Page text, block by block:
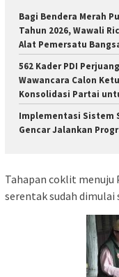
Bagi Bendera Merah
Tahun 2026, Wawali
Alat Pemersatu
562 Kader PDI
Wawancara Calon
Konsolidasi Partai
Implementasi Sistem
Gencar Jalankan
Tahapan coklit menuju
serentak sudah dimulai